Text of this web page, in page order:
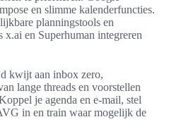
en slimme kalenderfuncties.
planningstools en
x.ai en Superhuman integreren
kwijt aan inbox zero,
lange threads en voorstellen
je agenda en e-mail, stel
in en train waar mogelijk de